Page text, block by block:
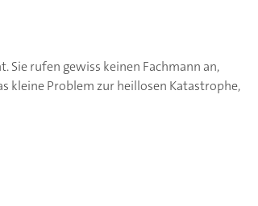
rufen gewiss keinen Fachmann an,
kleine Problem zur heillosen Katastrophe,